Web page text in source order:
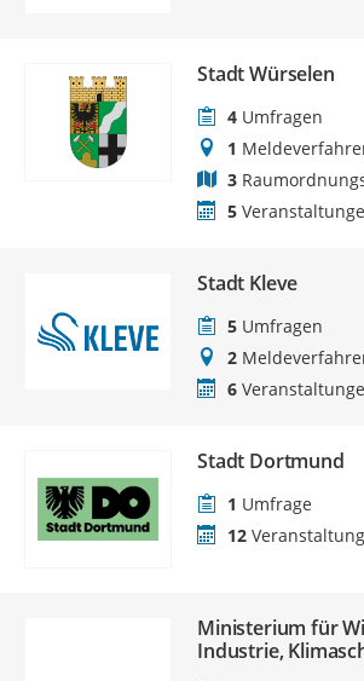
Stadt Würselen
4 Umfragen
1
3
5
Stadt Kleve
5 Umfragen
2
6
Stadt Dortmund
1 Umfrage
12
Ministerium für
Industrie,